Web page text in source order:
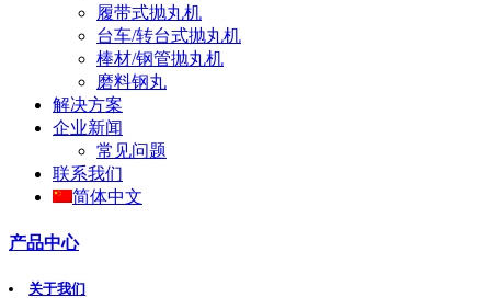
履带式抛丸机
台车/转台式抛丸机
棒材/钢管抛丸机
磨料钢丸
解决方案
企业新闻
常见问题
联系我们
简体中文
产品中心
关于我们